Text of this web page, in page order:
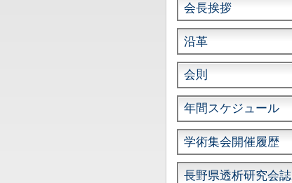
会長挨拶
沿革
会則
年間スケジュール
学術集会開催履歴
長野県透析研究会誌